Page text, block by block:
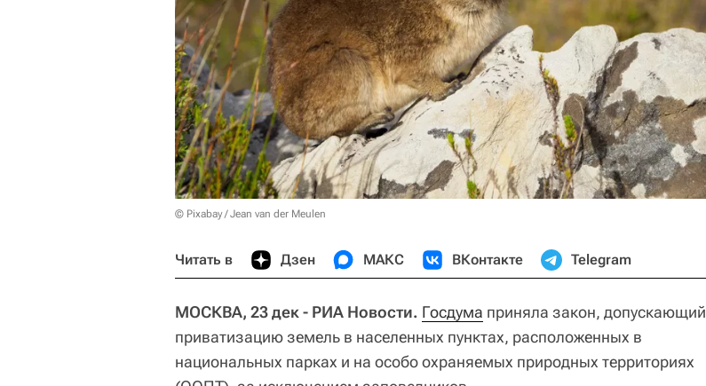
© Pixabay / Jean van der Meulen
Читать в Дзен МАКС ВКонтакте Telegram
МОСКВА, 23 дек - РИА Новости. Госдума приняла закон, допускающий
приватизацию земель в населенных пунктах, расположенных в
национальных парках и на особо охраняемых природных территориях